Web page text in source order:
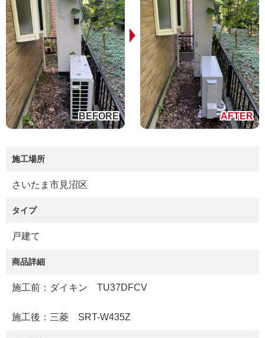
施工場所
さいたま市見沼区
タイプ
戸建て
商品詳細
施工前：ダイキン TU37DFCV
施工後：三菱 SRT-W435Z